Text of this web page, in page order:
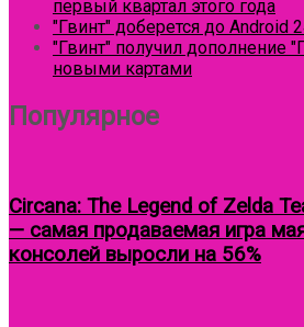
первый квартал этого года
"Гвинт" доберется до Android
"Гвинт" получил дополнение
новыми картами
Популярное
Circana: The Legend of Zelda
— самая продаваемая игра
консолей выросли на 56%